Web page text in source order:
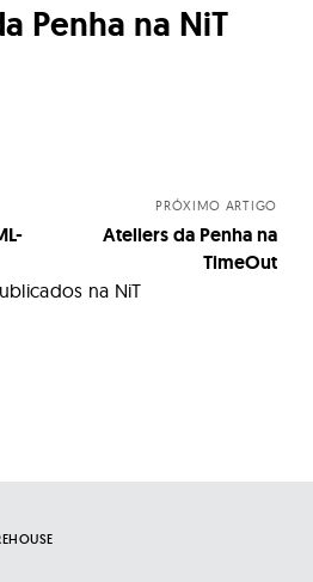
Penha na NiT
PRÓXIMO ARTIGO
Ateliers da Penha na
TimeOut
na NiT